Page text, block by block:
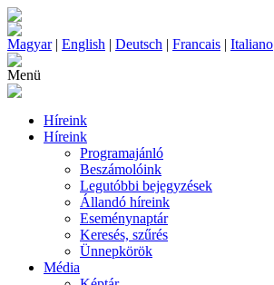
Magyar| English | Deutsch | Francais | Italiano
Menü
Híreink
Híreink
Programajánló
Beszámolóink
Legutóbbi bejegyzések
Állandó híreink
Eseménynaptár
Keresés, szűrés
Ünnepkörök
Média